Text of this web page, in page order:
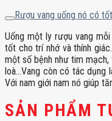
Rượu vang uống nó có
Uống một ly rượu vang
tốt cho trí nhớ và thính
một số bệnh như tim
loà…Vang còn có tác dụng
Với nam giới nam nó giúp
SẢN PHẨM